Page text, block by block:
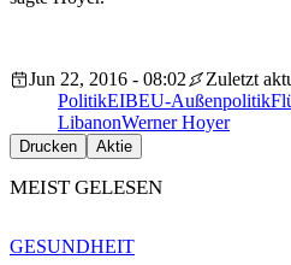
Jun 22, 2016 - 08:02
Zuletzt
PolitikEIBEU-Außenpolitik
LibanonWerner Hoyer
Drucken Aktie
MEIST GELESEN
GESUNDHEIT